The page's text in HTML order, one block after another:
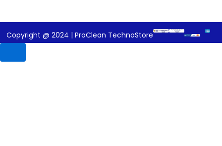
Copyright @ 2024 | ProClean TechnoStore